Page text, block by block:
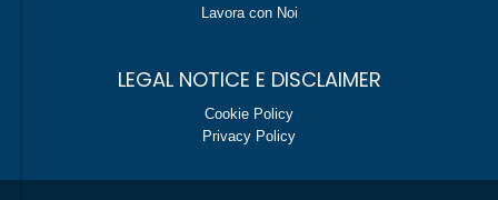
Lavora con Noi
LEGAL NOTICE E DISCLAIMER
Cookie Policy
Privacy Policy